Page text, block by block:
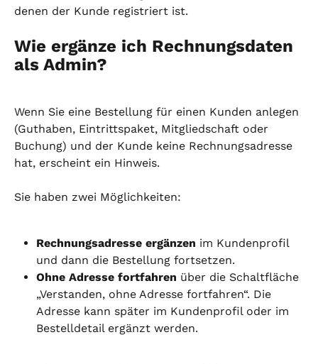
denen der Kunde registriert ist.
Wie ergänze ich Rechnungsdaten
als Admin?
Wenn Sie eine Bestellung für einen Kunden anlegen
(Guthaben, Eintrittspaket, Mitgliedschaft oder
Buchung) und der Kunde keine Rechnungsadresse
hat, erscheint ein Hinweis.
Sie haben zwei Möglichkeiten:
Rechnungsadresse ergänzen im Kundenprofil
und dann die Bestellung fortsetzen.
Ohne Adresse fortfahren über die Schaltfläche
„Verstanden, ohne Adresse fortfahren“. Die
Adresse kann später im Kundenprofil oder im
Bestelldetail ergänzt werden.